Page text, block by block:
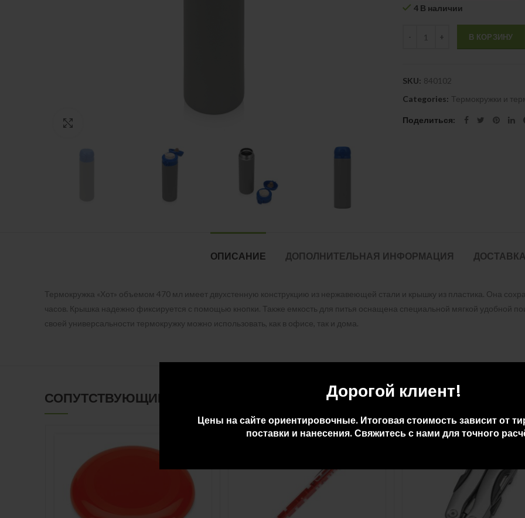
Дорогой клиент!
Цены на сайте ориентировочные. Итоговая стоимость зависит от
поставки и нанесения. Свяжитесь с нами для точного
4 В наличии
В КОРЗИНУ
SKU: 840102
Categories: Термокружки и
Поделиться
ОПИСАНИЕ ДОПОЛНИТЕЛЬНАЯ ИНФОРМАЦИЯ
Термокружка «Хот» объемом 470 мл имеет двухстенную конструкцию из нержавеющей стали и крышку из пластика. Она
часов. Крышка надежно фиксируется с помощью кнопки. Также емкость для питья оснащена специальной мягкой удобной
своей универсальности термокружку можно использовать, как в офисе, так и дома.
СОПУТСТВУЮЩИЕ ТОВАРЫ